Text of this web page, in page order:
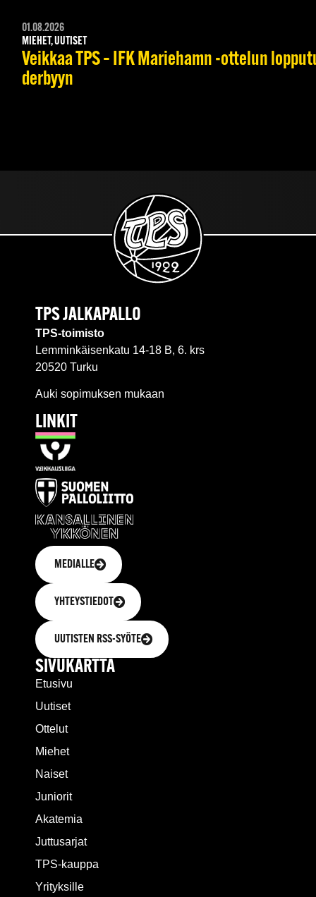
01.08.2026
MIEHET, UUTISET
Veikkaa TPS – IFK Mariehamn -ottelun
derbyyn
TPS JALKAPALLO
TPS-toimisto
Lemminkäisenkatu 14-18 B, 6. krs
20520 Turku
Auki sopimuksen mukaan
LINKIT
MEDIALLE
YHTEYSTIEDOT
UUTISTEN RSS-SYÖTE
SIVUKARTTA
Etusivu
Uutiset
Ottelut
Miehet
Naiset
Juniorit
Akatemia
Juttusarjat
TPS-kauppa
Yrityksille